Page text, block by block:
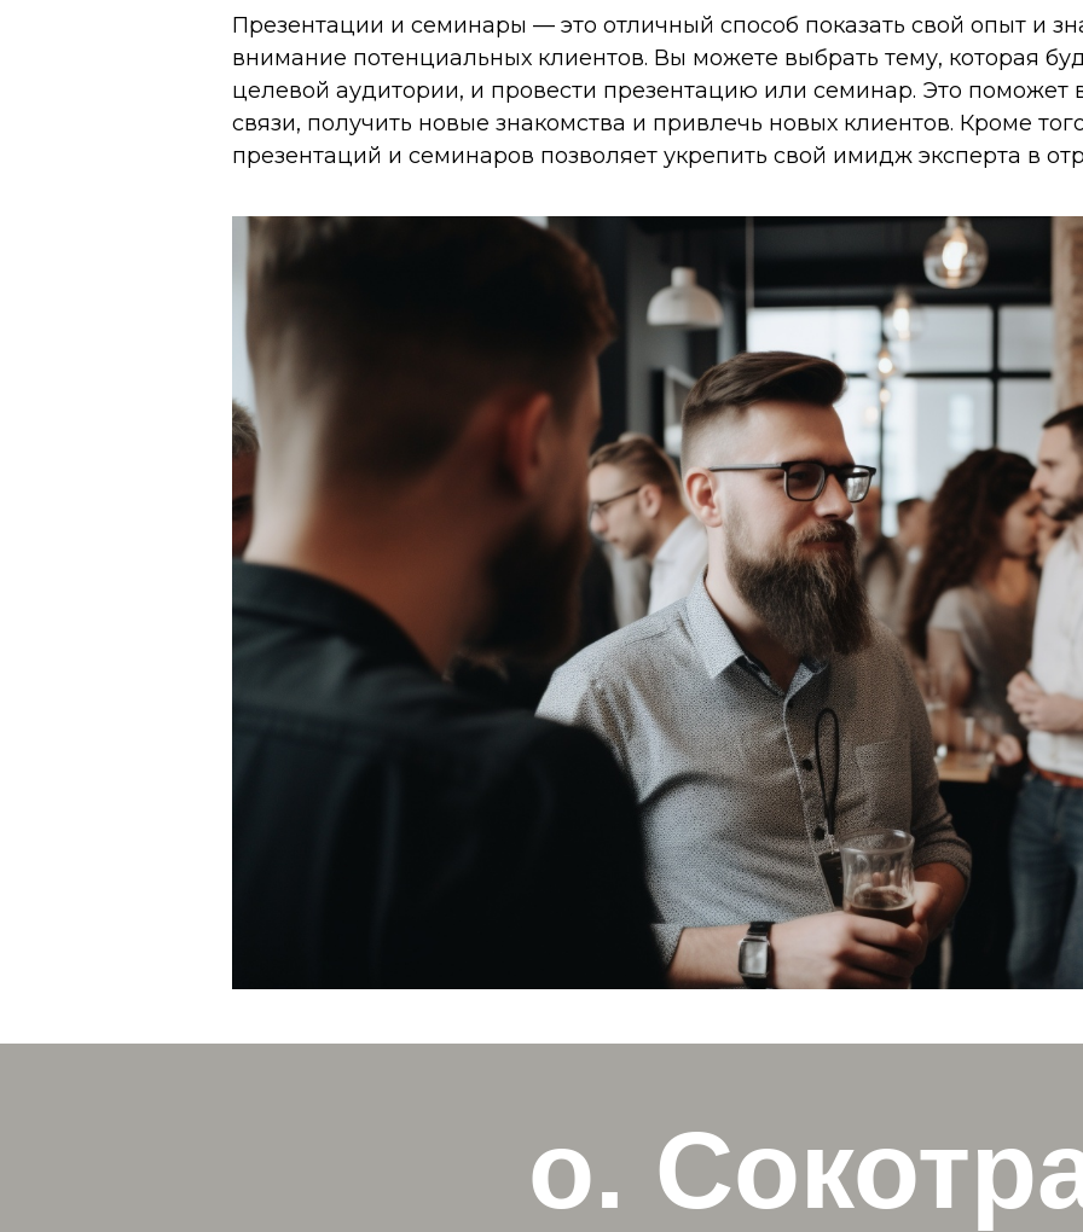
Презентации и семинары — это отличный способ показать свой опыт и
внимание потенциальных клиентов. Вы можете выбрать тему, которая
целевой аудитории, и провести презентацию или семинар. Это поможет
связи, получить новые знакомства и привлечь новых клиентов. Кроме
презентаций и семинаров позволяет укрепить свой имидж эксперта в
о.